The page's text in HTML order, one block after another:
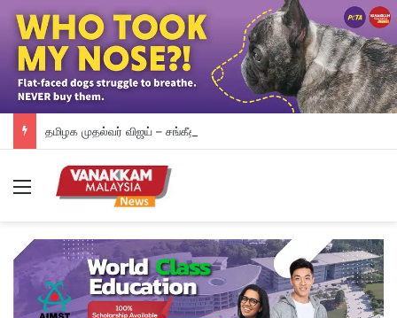
தமிழக முதல்வர் விஜய் – சங்கீதா விவாகரத்து வழக்கு வாபஸ்
Menu